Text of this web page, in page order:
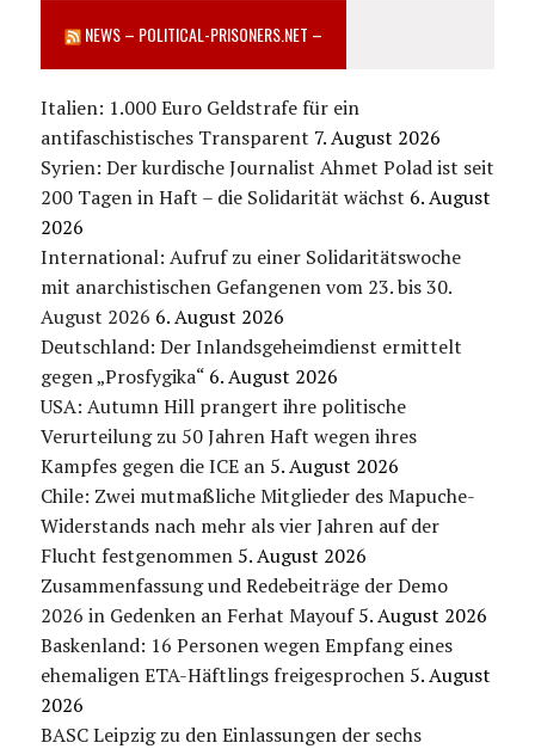
NEWS – POLITICAL-PRISONERS.NET –
Italien: 1.000 Euro Geldstrafe für ein
antifaschistisches Transparent 7. August 2026
Syrien: Der kurdische Journalist Ahmet Polad ist seit
200 Tagen in Haft – die Solidarität wächst 6. August
2026
International: Aufruf zu einer Solidaritätswoche
mit anarchistischen Gefangenen vom 23. bis 30.
August 2026 6. August 2026
Deutschland: Der Inlandsgeheimdienst ermittelt
gegen „Prosfygika“ 6. August 2026
USA: Autumn Hill prangert ihre politische
Verurteilung zu 50 Jahren Haft wegen ihres
Kampfes gegen die ICE an 5. August 2026
Chile: Zwei mutmaßliche Mitglieder des Mapuche-
Widerstands nach mehr als vier Jahren auf der
Flucht festgenommen 5. August 2026
Zusammenfassung und Redebeiträge der Demo
2026 in Gedenken an Ferhat Mayouf 5. August 2026
Baskenland: 16 Personen wegen Empfang eines
ehemaligen ETA-Häftlings freigesprochen 5. August
2026
BASC Leipzig zu den Einlassungen der sechs